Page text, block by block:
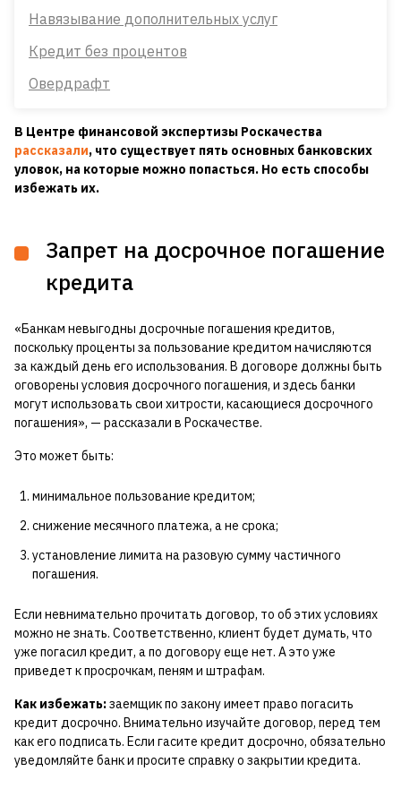
Навязывание дополнительных услуг
Кредит без процентов
Овердрафт
В Центре финансовой экспертизы Роскачества
рассказали, что существует пять основных банковских
уловок, на которые можно попасться. Но есть способы
избежать их.
Запрет на досрочное погашение
кредита
«Банкам невыгодны досрочные погашения кредитов,
поскольку проценты за пользование кредитом начисляются
за каждый день его использования. В договоре должны быть
оговорены условия досрочного погашения, и здесь банки
могут использовать свои хитрости, касающиеся досрочного
погашения», — рассказали в Роскачестве.
Это может быть:
минимальное пользование кредитом;
снижение месячного платежа, а не срока;
установление лимита на разовую сумму частичного
погашения.
Если невнимательно прочитать договор, то об этих условиях
можно не знать. Соответственно, клиент будет думать, что
уже погасил кредит, а по договору еще нет. А это уже
приведет к просрочкам, пеням и штрафам.
Как избежать:заемщик по закону имеет право погасить
кредит досрочно. Внимательно изучайте договор, перед тем
как его подписать. Если гасите кредит досрочно, обязательно
уведомляйте банк и просите справку о закрытии кредита.